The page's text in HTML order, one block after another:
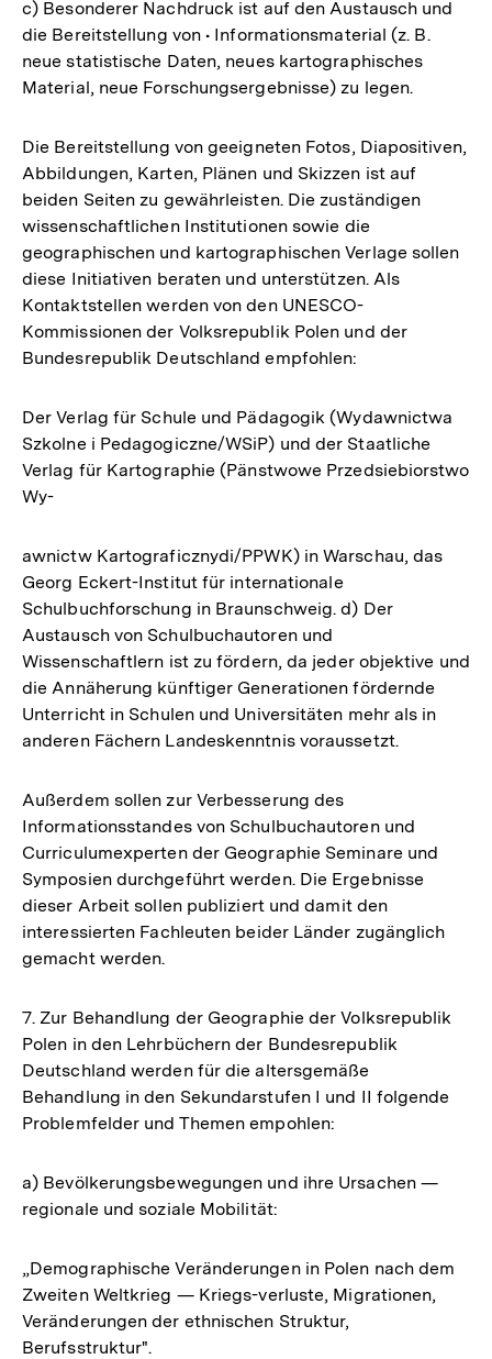
c) Besonderer Nachdruck ist auf den Austausch und
die Bereitstellung von • Informationsmaterial (z. B.
neue statistische Daten, neues kartographisches
Material, neue Forschungsergebnisse) zu legen.
Die Bereitstellung von geeigneten Fotos, Diapositiven,
Abbildungen, Karten, Plänen und Skizzen ist auf
beiden Seiten zu gewährleisten. Die zuständigen
wissenschaftlichen Institutionen sowie die
geographischen und kartographischen Verlage sollen
diese Initiativen beraten und unterstützen. Als
Kontaktstellen werden von den UNESCO-
Kommissionen der Volksrepublik Polen und der
Bundesrepublik Deutschland empfohlen:
Der Verlag für Schule und Pädagogik (Wydawnictwa
Szkolne i Pedagogiczne/WSiP) und der Staatliche
Verlag für Kartographie (Pänstwowe Przedsiebiorstwo
Wy-
awnictw Kartograficznydi/PPWK) in Warschau, das
Georg Eckert-Institut für internationale
Schulbuchforschung in Braunschweig. d) Der
Austausch von Schulbuchautoren und
Wissenschaftlern ist zu fördern, da jeder objektive und
die Annäherung künftiger Generationen fördernde
Unterricht in Schulen und Universitäten mehr als in
anderen Fächern Landeskenntnis voraussetzt.
Außerdem sollen zur Verbesserung des
Informationsstandes von Schulbuchautoren und
Curriculumexperten der Geographie Seminare und
Symposien durchgeführt werden. Die Ergebnisse
dieser Arbeit sollen publiziert und damit den
interessierten Fachleuten beider Länder zugänglich
gemacht werden.
7. Zur Behandlung der Geographie der Volksrepublik
Polen in den Lehrbüchern der Bundesrepublik
Deutschland werden für die altersgemäße
Behandlung in den Sekundarstufen I und II folgende
Problemfelder und Themen empohlen:
a) Bevölkerungsbewegungen und ihre Ursachen —
regionale und soziale Mobilität:
„Demographische Veränderungen in Polen nach dem
Zweiten Weltkrieg — Kriegs-verluste, Migrationen,
Veränderungen der ethnischen Struktur,
Berufsstruktur".